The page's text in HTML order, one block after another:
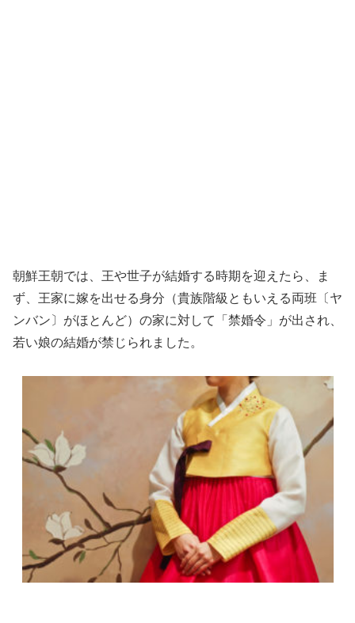
朝鮮王朝では、王や世子が結婚する時期を迎えたら、ま
ず、王家に嫁を出せる身分（貴族階級ともいえる両班〔ヤ
ンバン〕がほとんど）の家に対して「禁婚令」が出され、
若い娘の結婚が禁じられました。